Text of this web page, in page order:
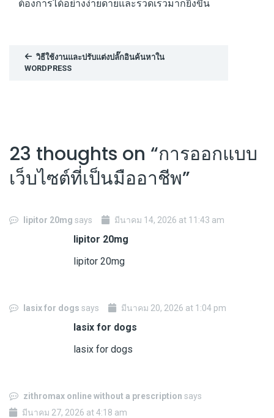
ต้องการได้อย่างง่ายดายและรวดเร็วมากยิ่งขึ้น
วิธีใช้งานและปรับแต่งปลั๊กอินค้นหาใน
WORDPRESS
23 thoughts on “การออกแบบ
เว็บไซต์ที่เป็นมืออาชีพ”
lipitor 20mg says มีนาคม 14, 2026 at 11:43 am
lipitor 20mg
lipitor 20mg
lasix for dogs says มีนาคม 20, 2026 at 1:04 pm
lasix for dogs
lasix for dogs
zithromax online without a prescription says
มีนาคม 27, 2026 at 4:18 am